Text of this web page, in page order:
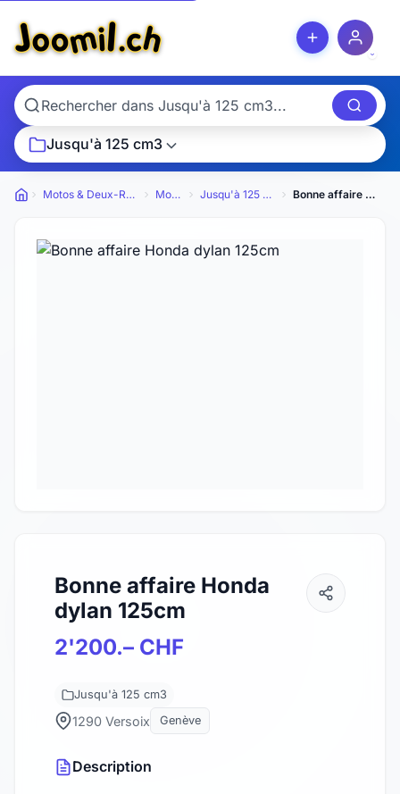
Jusqu'à 125 cm3
Petites annonces
Motos & Deux-Roues Motos Jusqu'à 125 cm3 Bonne affaire Honda dylan 125cm
Bonne affaire Honda
dylan 125cm
2'200.– CHF
Jusqu'à 125 cm3
1290 Versoix Genève
Description